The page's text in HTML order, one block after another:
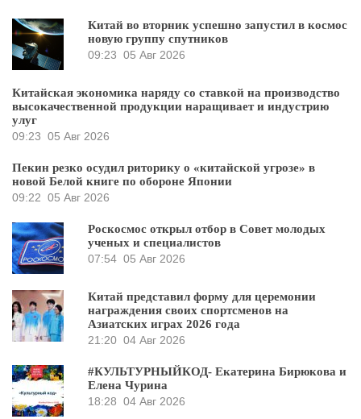
Китай во вторник успешно запустил в космос
новую группу спутников
09:23 05 Авг 2026
Китайская экономика наряду со ставкой на производство
высокачественной продукции наращивает и индустрию
улуг
09:23 05 Авг 2026
Пекин резко осудил риторику о «китайской угрозе» в
новой Белой книге по обороне Японии
09:22 05 Авг 2026
Роскосмос открыл отбор в Совет молодых
ученых и специалистов
07:54 05 Авг 2026
Китай представил форму для церемонии
награждения своих спортсменов на
Азиатских играх 2026 года
21:20 04 Авг 2026
#КУЛЬТУРНЫЙКОД- Екатерина Бирюкова и
Елена Чурина
18:28 04 Авг 2026